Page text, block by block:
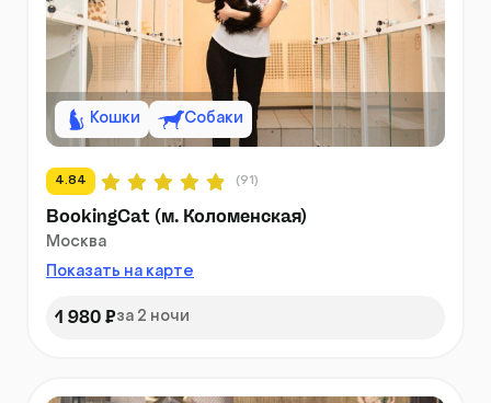
Кошки Собаки
4.84 (91)
BookingCat (м. Коломенская)
Москва
Показать на карте
1 980 ₽за 2 ночи